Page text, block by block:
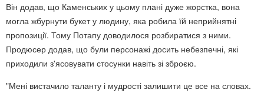
Він додав, що Каменських у цьому плані дуже жорстка, вона
могла жбурнути букет у людину, яка робила їй неприйнятні
пропозиції. Тому Потапу доводилося розбиратися з ними.
Продюсер додав, що були персонажі досить небезпечні, які
приходили з'ясовувати стосунки навіть зі зброєю.
"Мені вистачило таланту і мудрості залишити це все на словах.